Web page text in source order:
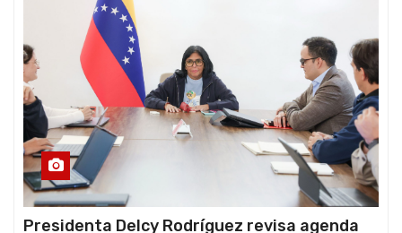
Presidenta Delcy Rodríguez revisa agenda